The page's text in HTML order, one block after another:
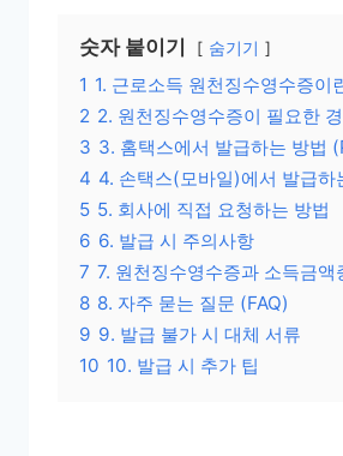
숫자 붙이기 숨기기
1 1. 근로소득 원천징수영수증이
2 2. 원천징수영수증이 필요한
3 3. 홈택스에서 발급하는 방법
4 4. 손택스(모바일)에서 발급하
5 5. 회사에 직접 요청하는 방법
6 6. 발급 시 주의사항
7 7. 원천징수영수증과 소득금액
8 8. 자주 묻는 질문 (FAQ)
9 9. 발급 불가 시 대체 서류
10 10. 발급 시 추가 팁